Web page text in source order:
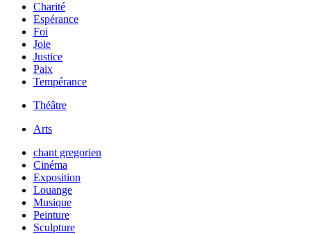
Charité
Espérance
Foi
Joie
Justice
Paix
Tempérance
Théâtre
Arts
chant gregorien
Cinéma
Exposition
Louange
Musique
Peinture
Sculpture